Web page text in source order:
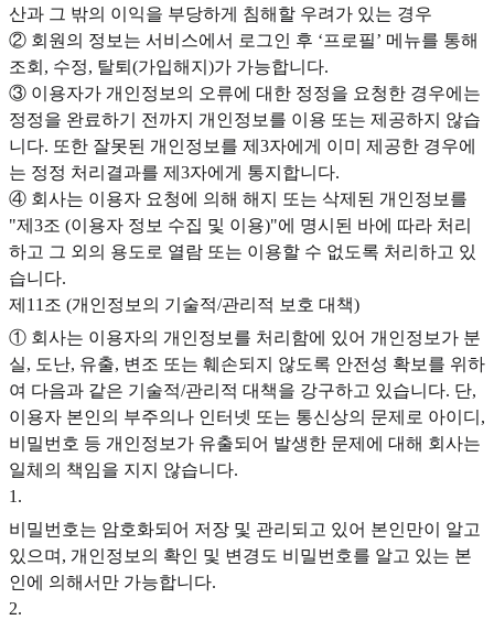
산과 그 밖의 이익을 부당하게 침해할 우려가 있는 경우
② 회원의 정보는 서비스에서 로그인 후 ‘프로필’ 메뉴를 통해
조회, 수정, 탈퇴(가입해지)가 가능합니다.
③ 이용자가 개인정보의 오류에 대한 정정을 요청한 경우에는
정정을 완료하기 전까지 개인정보를 이용 또는 제공하지 않습
니다. 또한 잘못된 개인정보를 제3자에게 이미 제공한 경우에
는 정정 처리결과를 제3자에게 통지합니다.
④ 회사는 이용자 요청에 의해 해지 또는 삭제된 개인정보를
"제3조 (이용자 정보 수집 및 이용)"에 명시된 바에 따라 처리
하고 그 외의 용도로 열람 또는 이용할 수 없도록 처리하고 있
습니다.
제11조 (개인정보의 기술적/관리적 보호 대책)
① 회사는 이용자의 개인정보를 처리함에 있어 개인정보가 분
실, 도난, 유출, 변조 또는 훼손되지 않도록 안전성 확보를 위하
여 다음과 같은 기술적/관리적 대책을 강구하고 있습니다. 단,
이용자 본인의 부주의나 인터넷 또는 통신상의 문제로 아이디,
비밀번호 등 개인정보가 유출되어 발생한 문제에 대해 회사는
일체의 책임을 지지 않습니다.
1 .
비밀번호는 암호화되어 저장 및 관리되고 있어 본인만이 알고
있으며, 개인정보의 확인 및 변경도 비밀번호를 알고 있는 본
인에 의해서만 가능합니다.
2.